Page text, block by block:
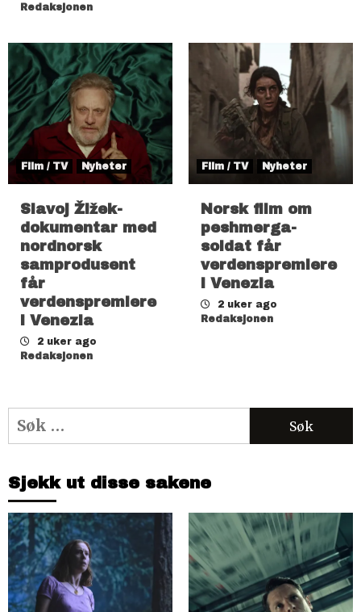
Redaksjonen
Film / TV Nyheter
Slavoj Žižek-
dokumentar med
nordnorsk
samprodusent
får
verdenspremiere
i Venezia
2 uker ago
Redaksjonen
Film / TV Nyheter
Norsk film om
peshmerga-
soldat får
verdenspremiere
i Venezia
2 uker ago
Redaksjonen
Søk
etter:
Sjekk ut disse sakene